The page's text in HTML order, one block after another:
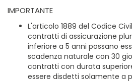
IMPORTANTE
L'articolo 1889 del Codice
contratti di assicurazione
inferiore a 5 anni possano
scadenza naturale con 30
contratti con durata
essere disdetti solamente a